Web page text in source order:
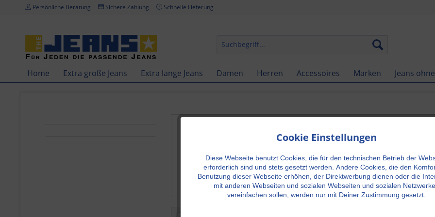
Persönliche Beratung Sichere Zahlung Schnelle Lieferung
Home Extra große Jeans Extra lange Jeans Damen Herren Accessoires Marken Jeans
Cookie Einstellungen
Diese Webseite benutzt Cookies, die für den technischen Betrieb der
erforderlich sind und stets gesetzt werden. Andere Cookies, die den
Benutzung dieser Webseite erhöhen, der Direktwerbung dienen oder die
mit anderen Webseiten und sozialen Webseiten und sozialen
vereinfachen sollen, werden nur mit Deiner Zustimmung gesetzt.
Neu in unserem Sortiment. Seit über
hochwertigem Leder aus Deutschland